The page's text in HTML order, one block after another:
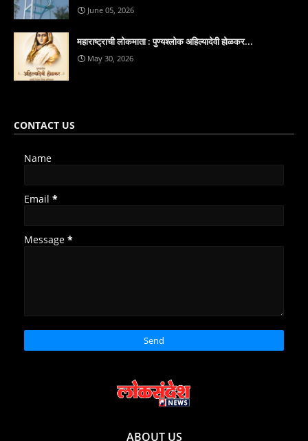
June 05, 2026
महाराष्ट्राची लोकमाता : पुण्यश्लोक अहिल्यादेवी होळकर...
May 30, 2026
CONTACT US
Name
Email *
Message *
ABOUT US